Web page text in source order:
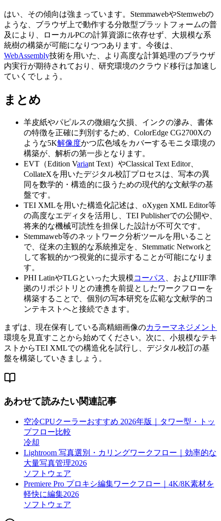
はい、その傾向は強まっています。StemmawebやStemwebの
ような、ブラウザ上で動作する分散型プラットフォームの普
及により、ローカルPCの計算資源に依存せず、大規模な系
統樹の構築が可能になりつつあります。今後は、
WebAssembly技術を用いた、より高度な計算処理のブラウザ
内実行が期待されており、研究環境のクラウド移行は加速し
ていくでしょう。
まとめ
羊皮紙やパピルスの微細な欠損、インクの滲み、書体
の特徴を正確に判別するため、ColorEdge CG2700Xの
ような5K解像度かつ広色域をカバーするモニタ環境の
構築が、解析の第一歩となります。
EVT（Edition Variant Text）やClassical Text Editor、
CollateXを用いたデジタル校訂プロセスは、写本の異
同を数学的・構造的に扱うための現代的な文献学の基
盤です。
TEI XMLを用いた構造化記述は、oXygen XML Editor等
の高度なエディタを活用し、TEI Publisherでの公開や、
将来的な機械可読性を担保した設計が不可欠です。
Stemmaweb等のネットワーク分析ツールを用いること
で、従来の主観的な系統推定を、Stemmatic Networkと
して客観的かつ視覚的に提示することが可能になりま
す。
PHI LatinやTLGといった大規模コーパス
、およびIIIF準
拠のリポジトリとの連携を前提としたワークフローを
構築することで、個別の写本研究を広範な文献学的コ
ンテキストへと接続できます。
まずは、現在保有している高精細画像のカラーマネジメント
環境を見直すことから始めてください。次に、小規模なテキ
ストからTEI XMLでの構造化を試行し、デジタル校訂の基
盤を構築していきましょう。
あわせて読みたい関連記事
空冷CPUクーラーおすすめ 2026年版｜タワー型・トッ
プフロー比較
冷却
Lightroom 写真選別・カリングワークフロー｜効率的な
大量写真管理2026
ソフトウェア
Premiere Pro プロキシ編集ワークフロー｜4K/8K素材を
軽快に編集2026
ソフトウェア